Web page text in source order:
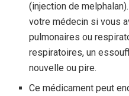
(injection de
votre médecin si vous
pulmonaires ou
respiratoires, un
nouvelle ou pire.
Ce médicament peut